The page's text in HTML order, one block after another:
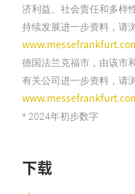
济利益、社会责任和多样
持续发展进一步资料，请
德国法兰克福市，由该市
有关公司进一步资料，请
* 2024年初步数字
下载